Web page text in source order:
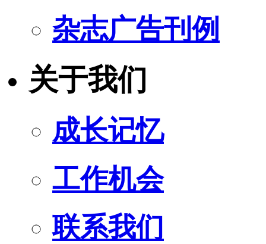
杂志广告刊例
关于我们
成长记忆
工作机会
联系我们